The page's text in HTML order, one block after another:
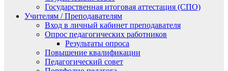
Государственная итоговая аттестация (СПО)
Учителям / Преподавателям
Вход в личный кабинет преподавателя
Опрос педагогических работников
Результаты опроса
Повышение квалификации
Педагогический совет